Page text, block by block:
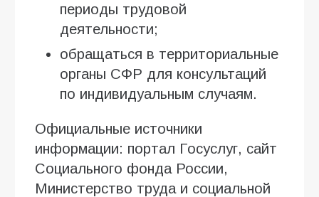
периоды трудовой
деятельности;
обращаться в территориальные
органы СФР для консультаций
по индивидуальным случаям.
Официальные источники
информации: портал Госуслуг, сайт
Социального фонда России,
Министерство труда и социальной